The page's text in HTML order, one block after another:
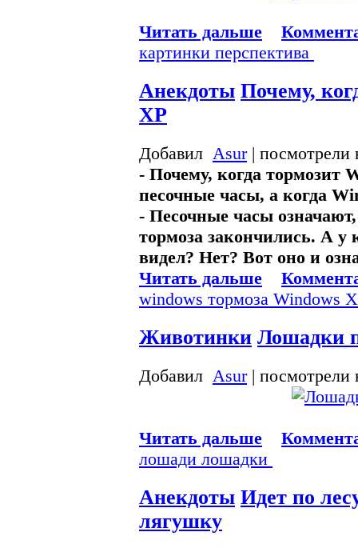
Читать дальше
картинки перспектива
Анекдоты Почему,
ХР
Добавил Asur| посмотрели
- Почему, когда тормозит
песочные часы, а когда
- Песочные часы
тормоза закончились. А у
видел? Нет? Вот оно и
Читать дальше
windоws тормоза Windоws
Животинки Лошадки
Добавил Asur| посмотрели
Читать дальше
лошади лошадки
Анекдоты Идет по
лягушку